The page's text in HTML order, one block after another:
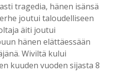
tragedia, hänen isänsä
joutui taloudelliseen
äiti joutui
hänen elättäessään
Wiviltä kului
kuuden vuoden sijasta 8